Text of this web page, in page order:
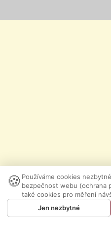
🍪 Používáme cookies
bezpečnost webu (ochrana
také cookies pro měření
Jen nezbytné